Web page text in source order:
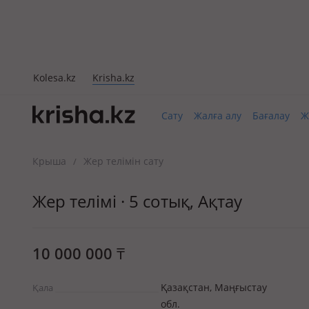
Kolesa.kz Krisha.kz
Сату Жалға алу Бағалау
Крыша / Жер телімін сату
Жер телімі · 5 сотық, Ақтау
10 000 000 ₸
Қала
Қазақстан, Маңғыстау
обл.